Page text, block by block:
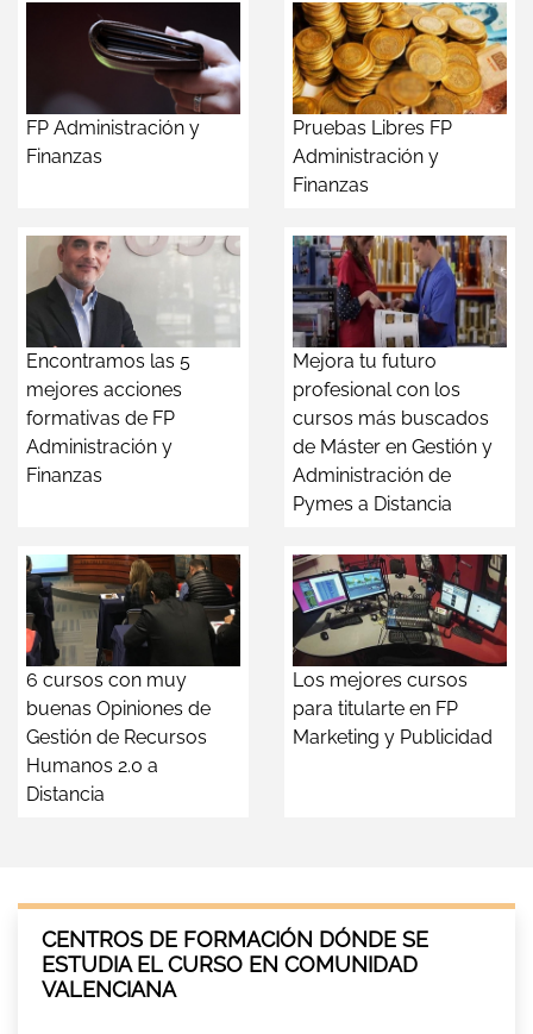
FP Administración y
Finanzas
Pruebas Libres FP
Administración y
Finanzas
Encontramos las 5
mejores acciones
formativas de FP
Administración y
Finanzas
Mejora tu futuro
profesional con los
cursos más buscados
de Máster en Gestión y
Administración de
Pymes a Distancia
6 cursos con muy
buenas Opiniones de
Gestión de Recursos
Humanos 2.0 a
Distancia
Los mejores cursos
para titularte en FP
Marketing y Publicidad
CENTROS DE FORMACIÓN DÓNDE SE
ESTUDIA EL CURSO EN COMUNIDAD
VALENCIANA